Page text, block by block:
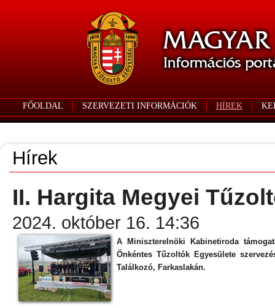
FŐOLDAL SZERVEZETI INFORMÁCIÓK HÍREK
Hírek
II. Hargita Megyei
2024. október 16. 14:36
A Miniszterelnöki Kabinetiroda
Önkéntes Tűzoltók Egyesülete
Találkozó, Farkaslakán.